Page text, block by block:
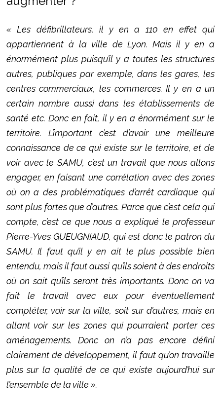
« Les défibrillateurs, il y en a 110 en effet qui
appartiennent à la ville de Lyon. Mais il y en a
énormément plus puisqu’il y a toutes les structures
autres, publiques par exemple, dans les gares, les
centres commerciaux, les commerces. Il y en a un
certain nombre aussi dans les établissements de
santé etc. Donc en fait, il y en a énormément sur le
territoire. L’important c’est d’avoir une meilleure
connaissance de ce qui existe sur le territoire, et de
voir avec le SAMU, c’est un travail que nous allons
engager, en faisant une corrélation avec des zones
où on a des problématiques d’arrêt cardiaque qui
sont plus fortes que d’autres. Parce que c’est cela qui
compte, c’est ce que nous a expliqué le professeur
Pierre-Yves GUEUGNIAUD, qui est donc le patron du
SAMU. Il faut qu’il y en ait le plus possible bien
entendu, mais il faut aussi qu’ils soient à des endroits
où on sait qu’ils seront très importants. Donc on va
fait le travail avec eux pour éventuellement
compléter, voir sur la ville, soit sur d’autres, mais en
allant voir sur les zones qui pourraient porter ces
aménagements. Donc on n’a pas encore défini
clairement de développement, il faut qu’on travaille
plus sur la qualité de ce qui existe aujourd’hui sur
l’ensemble de la ville ».